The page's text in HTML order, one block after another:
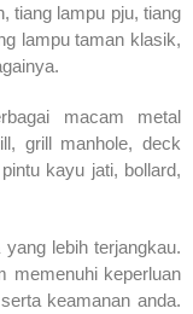
tiang lampu pju, tiang
lampu taman klasik,
macam metal
grill manhole, deck
kayu jati, bollard,
lebih terjangkau.
memenuhi keperluan
keamanan anda.